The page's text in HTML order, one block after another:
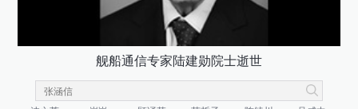
舰船通信专家陆建勋院士逝世